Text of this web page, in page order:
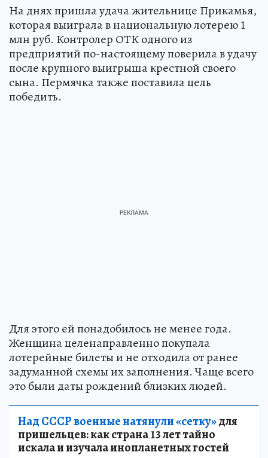
На днях пришла удача жительнице Прикамья,
которая выиграла в национальную лотерею 1
млн руб. Контролер ОТК одного из
предприятий по-настоящему поверила в удачу
после крупного выигрыша крестной своего
сына. Пермячка также поставила цель
победить.
Для этого ей понадобилось не менее года.
Женщина целенаправленно покупала
лотерейные билеты и не отходила от ранее
задуманной схемы их заполнения. Чаще всего
это были даты рождений близких людей.
Над СССР военные натянули «сетку»для
пришельцев: как страна 13 лет тайно
искала и изучала инопланетных гостей